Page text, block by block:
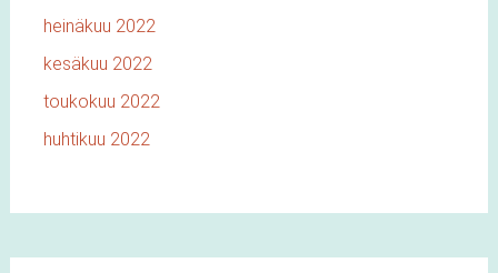
heinäkuu 2022
kesäkuu 2022
toukokuu 2022
huhtikuu 2022